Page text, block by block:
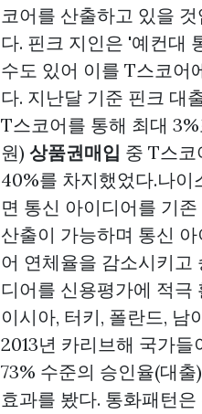
코어를 산출하고 있을
다. 핀크 지인은 '예컨대
수도 있어 이를 T스코어
다. 지난달 기준 핀크 대
T스코어를 통해 최대
원) 상품권매입 중 T스
40%를 차지했었다.나이
면 통신 아이디어를 기
산출이 가능하며 통신
어 연체율을 감소시키고
디어를 신용평가에 적극
이시아, 터키, 폴란드,
2013년 카리브해 국가
73% 수준의 승인율(대
효과를 봤다. 통화패턴